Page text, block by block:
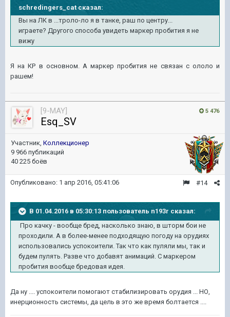
schredingers_cat сказал:
Вы на ЛК в ...троло-ло я в танке, раш по центру...
играете? Другого способа увидеть маркер пробития я не
вижу
Я на КР в основном. А маркер пробития не связан с ололо и
рашем!
5 476
[9-MAY]
Esq_SV
Участник, Коллекционер
9 966 публикаций
40 225 боёв
#14
Опубликовано: 1 апр 2016, 05:41:06
В 01.04.2016 в 05:30:13 пользователь n193r сказал:
Про качку - вообще бред, насколько знаю, в шторм бои не
проходили. А в более-менее подходящую погоду на орудиях
использовались успокоители. Так что как пуляли мы, так и
будем пулять. Разве что добавят анимаций. С маркером
пробития вообще бредовая идея.
Да ну .... успокоители помогают стабилизировать орудия ... НО,
инерционность системы, да цель в это же время болтается ....